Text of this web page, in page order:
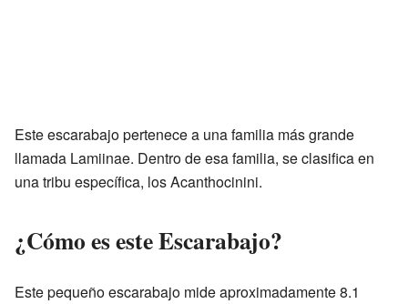
Este escarabajo pertenece a una familia más grande
llamada Lamiinae. Dentro de esa familia, se clasifica en
una tribu específica, los Acanthocinini.
¿Cómo es este Escarabajo?
Este pequeño escarabajo mide aproximadamente 8.1